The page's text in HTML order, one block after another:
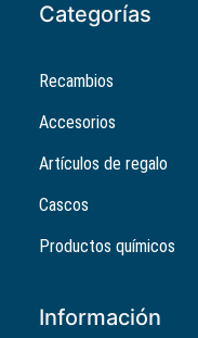
Categorías
Recambios
Accesorios
Artículos de regalo
Cascos
Productos químicos
Información